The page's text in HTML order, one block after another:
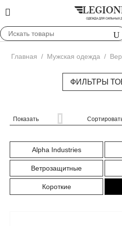
Главная / Мужская одежда /
ФИЛЬТРЫ
Показать
Alpha Industries
Ветрозащитные
Короткие